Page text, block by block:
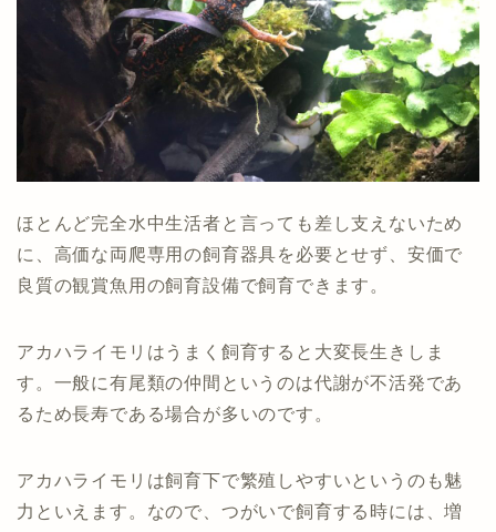
ほとんど完全水中生活者と言っても差し支えないため
に、高価な両爬専用の飼育器具を必要とせず、安価で
良質の観賞魚用の飼育設備で飼育できます。
アカハライモリはうまく飼育すると大変長生きしま
す。一般に有尾類の仲間というのは代謝が不活発であ
るため長寿である場合が多いのです。
アカハライモリは飼育下で繁殖しやすいというのも魅
力といえます。なので、つがいで飼育する時には、増